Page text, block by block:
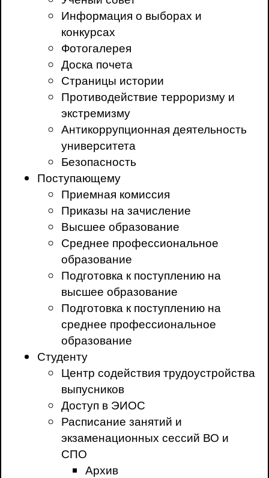
Информация о выборах и
конкурсах
Фотогалерея
Доска почета
Страницы истории
Противодействие терроризму и
экстремизму
Антикоррупционная деятельность
университета
Безопасность
Поступающему
Приемная комиссия
Приказы на зачисление
Высшее образование
Среднее профессиональное
образование
Подготовка к поступлению на
высшее образование
Подготовка к поступлению на
среднее профессиональное
образование
Студенту
Центр содействия трудоустройства
выпусников
Доступ в ЭИОС
Расписание занятий и
экзаменационных сессий ВО и
СПО
Архив